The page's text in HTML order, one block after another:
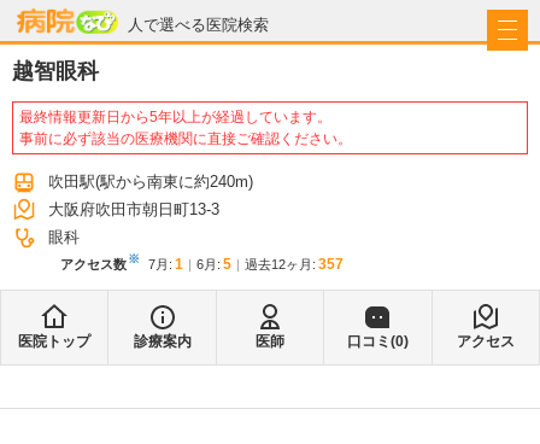
人で選べる医院検索
病院なび
越智眼科
最終情報更新日から5年以上が経過しています。
事前に必ず該当の医療機関に直接ご確認ください。
吹田駅(駅から南東に約240m)
大阪府吹田市朝日町13-3
眼科
アクセス数※ 7月 : 1 6月 : 5 過去12ヶ月: 357
医院トップ 診療案内 医師 口コミ(0) アクセス